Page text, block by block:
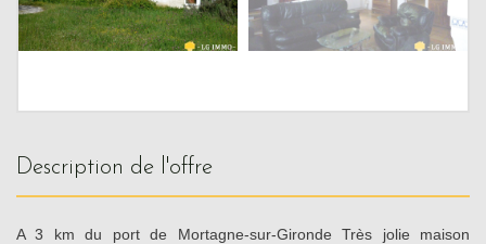
description de l'offre
A 3 km du port de Mortagne-sur-Gironde Très jolie maison